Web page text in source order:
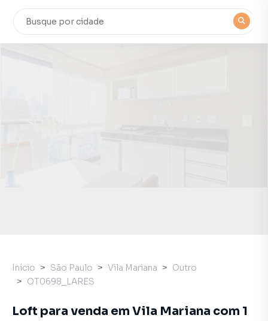
Início São Paulo Vila Mariana
Outro
OT0698_LARES
Loft para venda em Vila Mariana com 1